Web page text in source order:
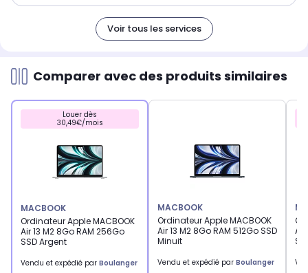
Voir tous les services
Comparer avec des produits similaires
Louer dès
30,49€/mois
MACBOOK
Ordinateur Apple MACBOOK
Air 13 M2 8Go RAM 256Go
SSD Argent
Vendu et expédié par Boulanger
MACBOOK
Ordinateur Apple MACBOOK
Air 13 M2 8Go RAM 512Go SSD
Minuit
Vendu et expédié par Boulanger
Air